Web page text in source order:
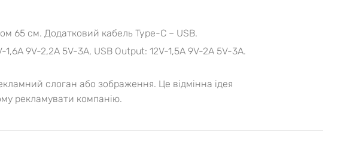
65 см. Додатковий кабель Type-C – USB.
9V-2,2A 5V-3A, USB Output: 12V-1,5A 9V-2A 5V-3A.
слоган або зображення. Це відмінна ідея
рекламувати компанію.